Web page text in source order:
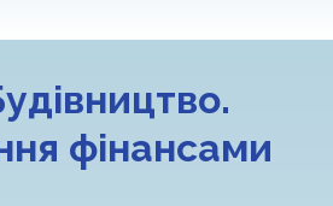
фінансами